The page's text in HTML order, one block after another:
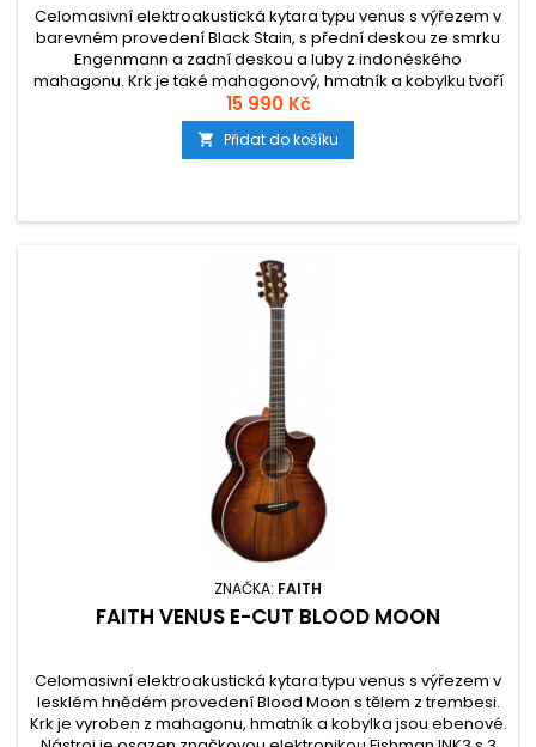
Celomasivní elektroakustická kytara typu venus s výřezem v
barevném provedení Black Stain, s přední deskou ze smrku
Engenmann a zadní deskou a luby z indonéského
mahagonu. Krk je také mahagonový, hmatník a kobylku tvoří
indonéský eben. Nástroj je osazen značkovou elektronikou
Fishman Presys1 s integrovanou ladičkou.
15 990 Kč
 Přidat do košíku
ZNAČKA: FAITH
FAITH VENUS E-CUT BLOOD MOON
Celomasivní elektroakustická kytara typu venus s výřezem v
lesklém hnědém provedení Blood Moon s tělem z trembesi.
Krk je vyroben z mahagonu, hmatník a kobylka jsou ebenové.